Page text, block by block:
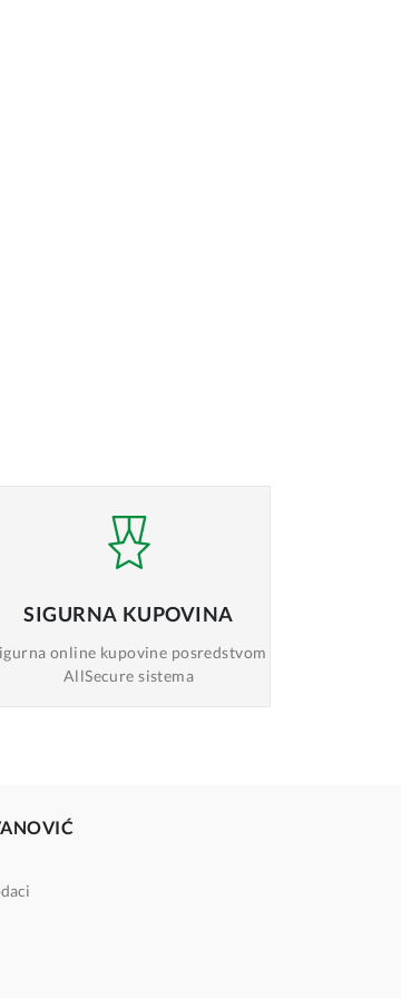
SIGURNA KUPOVINA
online kupovine posredstvom
AllSecure sistema